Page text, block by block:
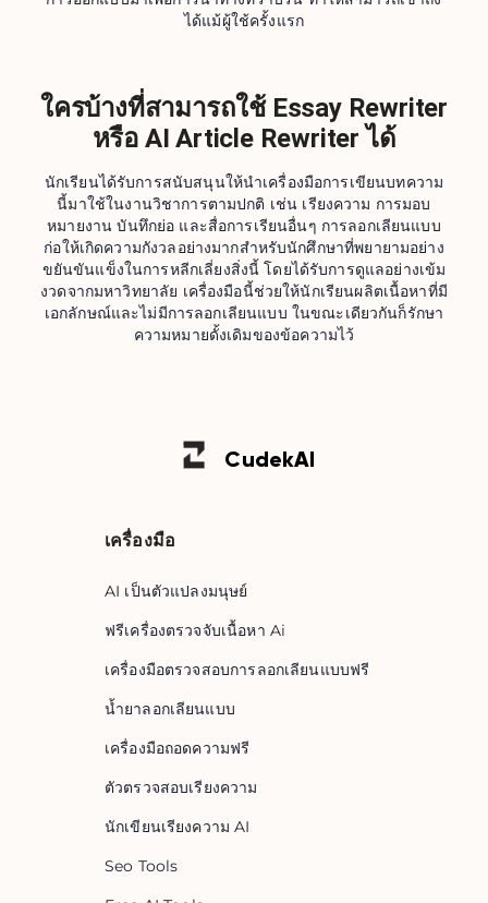
ได้แม้ผู้ใช้ครั้งแรก
ใครบ้างที่สามารถใช้ Essay Rewriter
หรือ AI Article Rewriter ได้
นักเรียนได้รับการสนับสนุนให้นำเครื่องมือการเขียนบทความ
นี้มาใช้ในงานวิชาการตามปกติ เช่น เรียงความ การมอบ
หมายงาน บันทึกย่อ และสื่อการเรียนอื่นๆ การลอกเลียนแบบ
ก่อให้เกิดความกังวลอย่างมากสำหรับนักศึกษาที่พยายามอย่าง
ขยันขันแข็งในการหลีกเลี่ยงสิ่งนี้ โดยได้รับการดูแลอย่างเข้ม
งวดจากมหาวิทยาลัย เครื่องมือนี้ช่วยให้นักเรียนผลิตเนื้อหาที่มี
เอกลักษณ์และไม่มีการลอกเลียนแบบ ในขณะเดียวกันก็รักษา
ความหมายดั้งเดิมของข้อความไว้
CudekAI
เครื่องมือ
AI เป็นตัวแปลงมนุษย์
ฟรีเครื่องตรวจจับเนื้อหา Ai
เครื่องมือตรวจสอบการลอกเลียนแบบฟรี
น้ำยาลอกเลียนแบบ
เครื่องมือถอดความฟรี
ตัวตรวจสอบเรียงความ
นักเขียนเรียงความ AI
Seo Tools